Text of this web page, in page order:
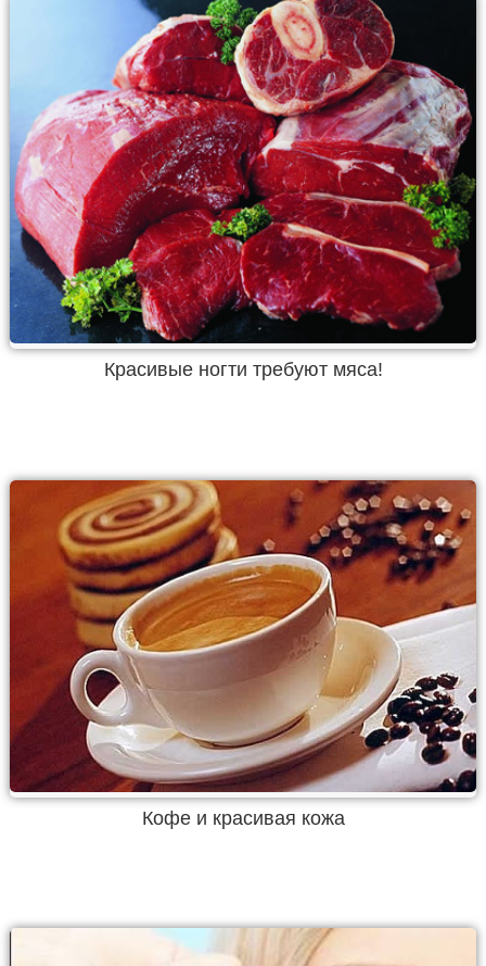
Красивые ногти требуют мяса!
Кофе и красивая кожа